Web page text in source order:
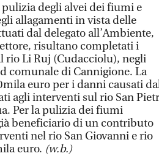
degli alvei dei fiumi e
allagamenti in vista delle
dal delegato all’Ambiente,
risultano completati i
rio Li Ruj (Cudacciolu), negli
comunale di Cannigione. La
euro per i danni causati
agli interventi sul rio San
Per la pulizia dei fiumi
beneficiario di un contributo
nel rio San Giovanni e rio
euro. (w.b.)